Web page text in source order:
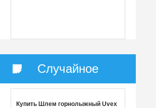
Случайное
Купить Шлем горнолыжный Uvex